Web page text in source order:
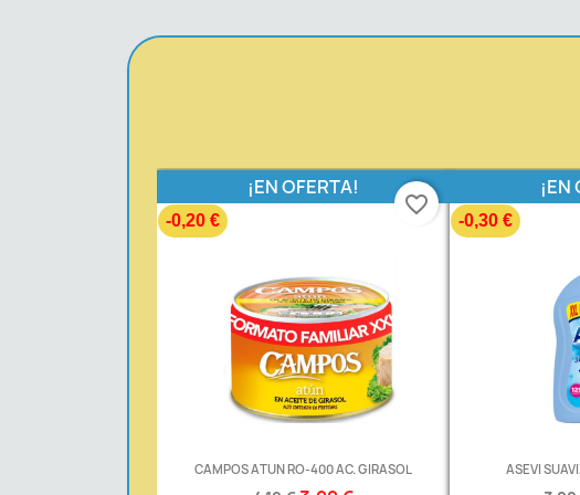
CAMPOS ATUN RO-400 AC. GIRASOL
¡EN OFERTA!
-0,20 €
favorite_border
ASEVI
¡EN
-0,30 €